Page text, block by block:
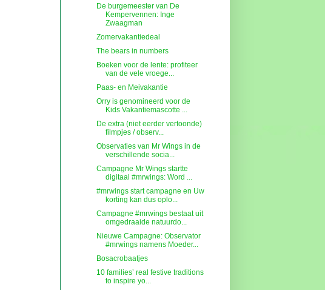
De burgemeester van De
Kempervennen: Inge
Zwaagman
Zomervakantiedeal
The bears in numbers
Boeken voor de lente: profiteer
van de vele vroege...
Paas- en Meivakantie
Orry is genomineerd voor de
Kids Vakantiemascotte ...
De extra (niet eerder vertoonde)
filmpjes / observ...
Observaties van Mr Wings in de
verschillende socia...
Campagne Mr Wings startte
digitaal #mrwings: Word ...
#mrwings start campagne en Uw
korting kan dus oplo...
Campagne #mrwings bestaat uit
omgedraaide natuurdo...
Nieuwe Campagne: Observator
#mrwings namens Moeder...
Bosacrobaatjes
10 families’ real festive traditions
to inspire yo...